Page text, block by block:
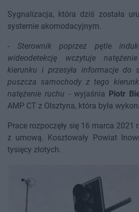
Sygnalizacja, która dziś została
systemie akomodacyjnym.
- Sterownik poprzez pętle
wideodetekcję wczytuje
kierunku i przesyła informacje do
puszcza samochody z tego
natężenie ruchu - wyjaśnia Piotr
AMP CT z Olsztyna, która była
Prace rozpoczęły się 16 marca 2021
z umową. Kosztowały Powiat
tysięcy złotych.